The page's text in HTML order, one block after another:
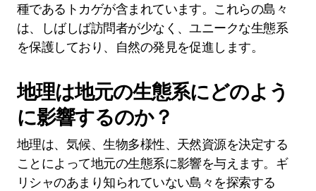
種であるトカゲが含まれています。これらの島々
は、しばしば訪問者が少なく、ユニークな生態系
を保護しており、自然の発見を促進します。
地理は地元の生態系にどのよう
に影響するのか？
地理は、気候、生物多様性、天然資源を決定する
ことによって地元の生態系に影響を与えます。ギ
リシャのあまり知られていない島々を探索する